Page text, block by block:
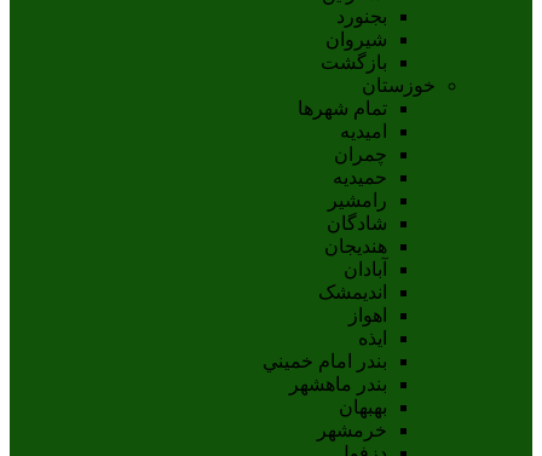
بجنورد
شيروان
بازگشت
خوزستان
تمام شهر‌ها
امیدیه
چمران
حمیدیه
رامشیر
شادگان
هندیجان
آبادان
انديمشک
اهواز
ايذه
بندر امام خميني
بندر ماهشهر
بهبهان
خرمشهر